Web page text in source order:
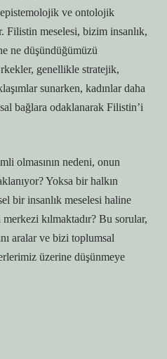
ve ontolojik
Filistin meselesi, bizim insanlık,
ne düşündüğümüzü
genellikle stratejik,
sunarken, kadınlar daha
bağlara odaklanarak Filistin’i
olmasının nedeni, onun
Yoksa bir halkın
bir insanlık meselesi haline
kılmaktadır? Bu sorular,
aralar ve bizi toplumsal
üzerine düşünmeye